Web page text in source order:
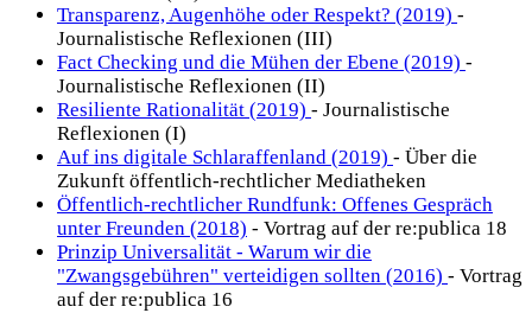
Transparenz, Augenhöhe oder Respekt? (2019) -
Journalistische Reflexionen (III)
Fact Checking und die Mühen der Ebene (2019) -
Journalistische Reflexionen (II)
Resiliente Rationalität (2019) - Journalistische
Reflexionen (I)
Auf ins digitale Schlaraffenland (2019) - Über die
Zukunft öffentlich-rechtlicher Mediatheken
Öffentlich-rechtlicher Rundfunk: Offenes Gespräch
unter Freunden (2018) - Vortrag auf der re:publica 18
Prinzip Universalität - Warum wir die
"Zwangsgebühren" verteidigen sollten (2016) - Vortrag
auf der re:publica 16